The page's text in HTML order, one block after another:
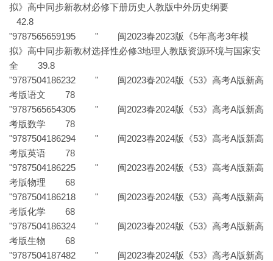
拟》高中同步新教材必修下册历史人教版中外历史纲要
42.8
"9787565659195 " 闽2023春2023版《5年高考3年模
拟》高中同步新教材选择性必修3地理人教版资源环境与国家安
全 39.8
"9787504186232 " 闽2023春2024版《53》高考A版新高
考版语文 78
"9787565654305 " 闽2023春2024版《53》高考A版新高
考版数学 78
"9787504186294 " 闽2023春2024版《53》高考A版新高
考版英语 78
"9787504186225 " 闽2023春2024版《53》高考A版新高
考版物理 68
"9787504186218 " 闽2023春2024版《53》高考A版新高
考版化学 68
"9787504186324 " 闽2023春2024版《53》高考A版新高
考版生物 68
"9787504187482 " 闽2023春2024版《53》高考A版新高